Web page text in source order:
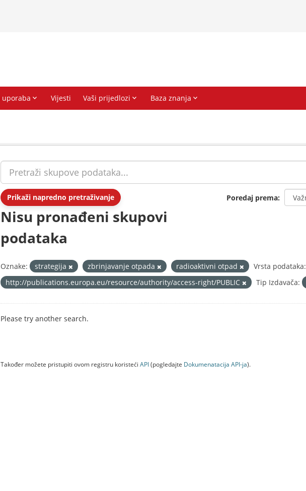
Prikaži napredno pretraživanje Poredaj prema
Nisu pronađeni skupovi
podataka
Oznake: strategija zbrinjavanje otpada radioaktivni otpad
Vrsta podataka:
http://publications.europa.eu/resource/authority/access-right/PUBLIC
Tip Izdavača:
Please try another search.
Također možete pristupiti ovom registru koristeći API(pogledajte Dokumenаtаcijа API-jа).